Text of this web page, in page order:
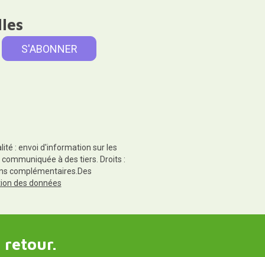
: envoi d'information sur les
à des tiers. Droits :
complémentaires.Des
des données
retour.